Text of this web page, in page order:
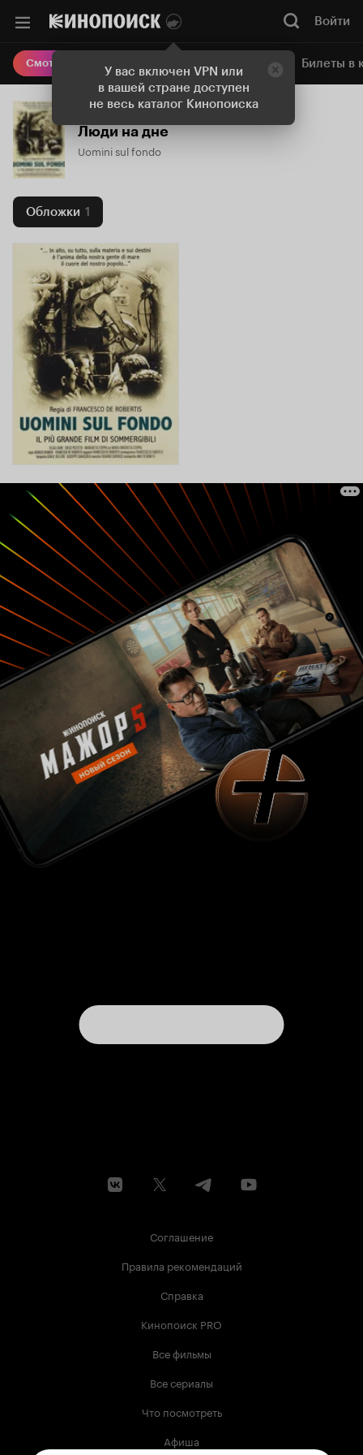
У вас включен VPN или
в вашей стране доступен
не весь каталог Кинопоиска
Войти
Смотреть кино Онлайн-кинотеатр Билеты в
Люди на дне
Uomini sul fondo
Обложки 1
Соглашение
Правила рекомендаций
Справка
Кинопоиск PRO
Все фильмы
Все сериалы
Что посмотреть
Афиша